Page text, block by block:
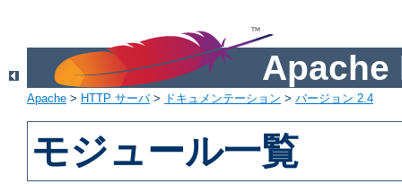
Apache
Apache > HTTP サーバ> ドキュメンテーション > バージョン 2.4
モジュール一覧